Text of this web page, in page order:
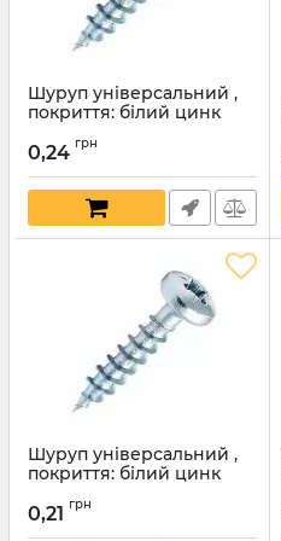
Шуруп універсальний ,
покриття: білий цинк
Артикул:
0,24 грн
Шуруп універсальний ,
покриття: білий цинк
Артикул:
0,21 грн